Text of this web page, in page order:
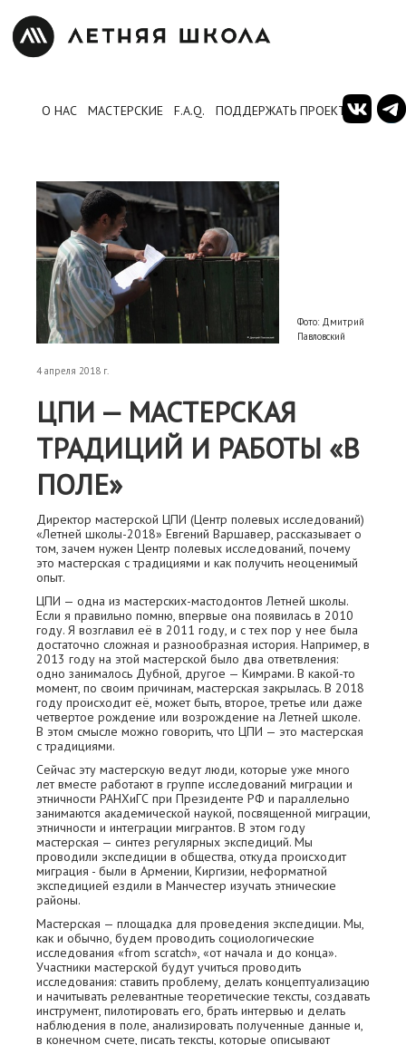
О НАС МАСТЕРСКИЕ F.A.Q. ПОДДЕРЖАТЬ ПРОЕКТ
Фото: Дмитрий
Павловский
4 апреля 2018 г.
ЦПИ — МАСТЕРСКАЯ
ТРАДИЦИЙ И РАБОТЫ «В
ПОЛЕ»
Директор мастерской ЦПИ (Центр полевых исследований)
«Летней школы-2018» Евгений Варшавер, рассказывает о
том, зачем нужен Центр полевых исследований, почему
это мастерская с традициями и как получить неоценимый
опыт.
ЦПИ — одна из мастерских-мастодонтов Летней школы.
Если я правильно помню, впервые она появилась в 2010
году. Я возглавил её в 2011 году, и с тех пор у нее была
достаточно сложная и разнообразная история. Например, в
2013 году на этой мастерской было два ответвления:
одно занималось Дубной, другое — Кимрами. В какой-то
момент, по своим причинам, мастерская закрылась. В 2018
году происходит её, может быть, второе, третье или даже
четвертое рождение или возрождение на Летней школе.
В этом смысле можно говорить, что ЦПИ — это мастерская
с традициями.
Сейчас эту мастерскую ведут люди, которые уже много
лет вместе работают в группе исследований миграции и
этничности РАНХиГС при Президенте РФ и параллельно
занимаются академической наукой, посвященной миграции,
этничности и интеграции мигрантов. В этом году
мастерская — синтез регулярных экспедиций. Мы
проводили экспедиции в общества, откуда происходит
миграция - были в Армении, Киргизии, неформатной
экспедицией ездили в Манчестер изучать этнические
районы.
Мастерская — площадка для проведения экспедиции. Мы,
как и обычно, будем проводить социологические
исследования «from scratch», «от начала и до конца».
Участники мастерской будут учиться проводить
исследования: ставить проблему, делать концептуализацию
и начитывать релевантные теоретические тексты, создавать
инструмент, пилотировать его, брать интервью и делать
наблюдения в поле, анализировать полученные данные и,
в конечном счете, писать тексты, которые описывают